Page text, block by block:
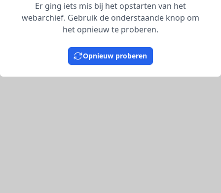
Er ging iets mis bij het opstarten van het
webarchief. Gebruik de onderstaande knop om
het opnieuw te proberen.
Opnieuw proberen